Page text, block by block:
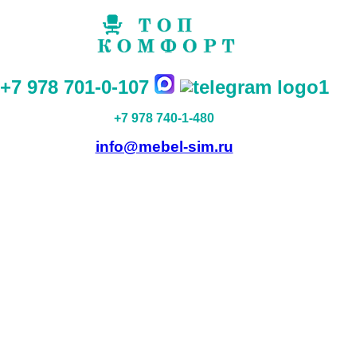
+7 978 701-0-107
+7 978 740-1-480
info@mebel-sim.ru